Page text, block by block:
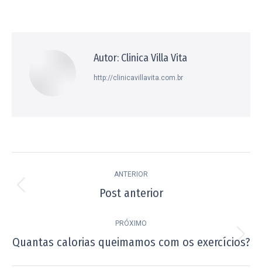
Autor: Clinica Villa Vita
http://clinicavillavita.com.br
de
ANTERIOR
Post
Post anterior
PRÓXIMO
Próximo
Quantas calorias queimamos com os exercícios?